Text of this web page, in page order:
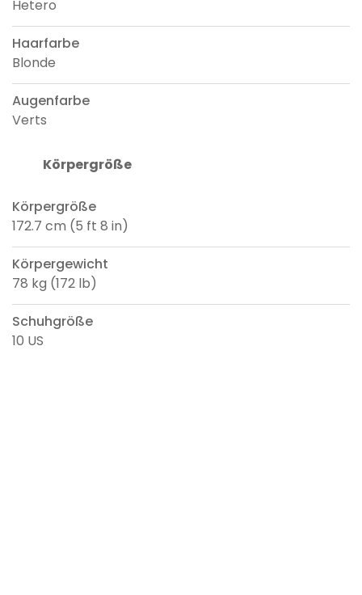
Hetero
Haarfarbe
Blonde
Augenfarbe
Verts
Körpergröße
Körpergröße
172.7 cm (5 ft 8 in)
Körpergewicht
78 kg (172 lb)
Schuhgröße
10 US